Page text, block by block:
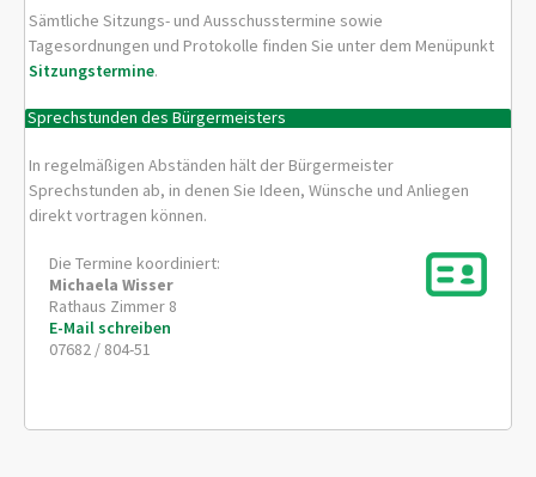
Sämtliche Sitzungs- und Ausschusstermine sowie
Tagesordnungen und Protokolle finden Sie unter dem Menüpunkt
Sitzungstermine.
Sprechstunden des Bürgermeisters
In regelmäßigen Abständen hält der Bürgermeister
Sprechstunden ab, in denen Sie Ideen, Wünsche und Anliegen
direkt vortragen können.
Die Termine koordiniert:
Michaela Wisser
Rathaus Zimmer 8
E-Mail schreiben
07682 / 804-51